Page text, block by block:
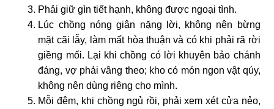
Phải giữ gìn tiết hạnh, không được ngoại tình.
Lúc chồng nóng giận nặng lời, không nên bừng
mặt cãi lẫy, làm mất hòa thuận và có khi phải rã rời
giềng mối. Lại khi chồng có lời khuyên bảo chánh
đáng, vợ phải vâng theo; kho có món ngon vật qúy,
không nên dùng riêng cho mình.
Mỗi đêm, khi chồng ngủ rồi, phải xem xét cửa nẻo,